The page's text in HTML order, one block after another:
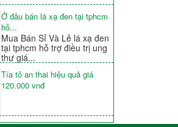
Ở đâu bán lá xạ đen tại tphcm
hỗ...
Mua Bán Sỉ Và Lẻ lá xạ đen
tại tphcm hỗ trợ điều trị ung
thư giá...
Tía tô an thai hiệu quả giá
120.000 vnđ